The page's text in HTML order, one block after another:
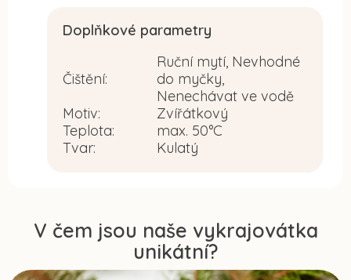
V čem jsou naše vykrajovátka
unikátní?
Doplňkové parametry
Čištění:
Ruční mytí, Nevhodné
do myčky,
Nenechávat ve vodě
Motiv:
Zvířátkový
Teplota:
max. 50°C
Tvar: Kulatý